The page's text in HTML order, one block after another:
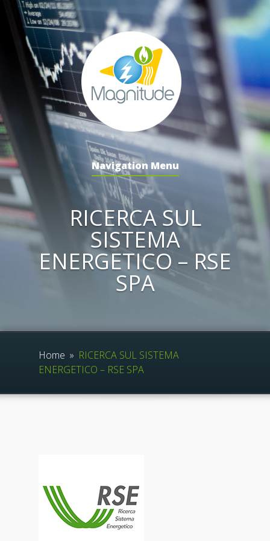
Navigation Menu
RICERCA SUL
SISTEMA
ENERGETICO – RSE
SPA
Home » RICERCA SUL SISTEMA
ENERGETICO – RSE SPA